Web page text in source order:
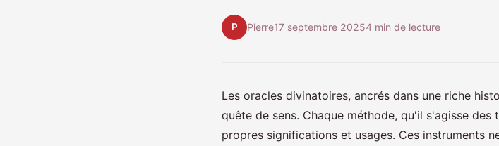
P Pierre17 septembre 20254 min de lecture
Les oracles divinatoires, ancrés dans une riche
quête de sens. Chaque méthode, qu'il s'agisse
propres significations et usages. Ces instruments